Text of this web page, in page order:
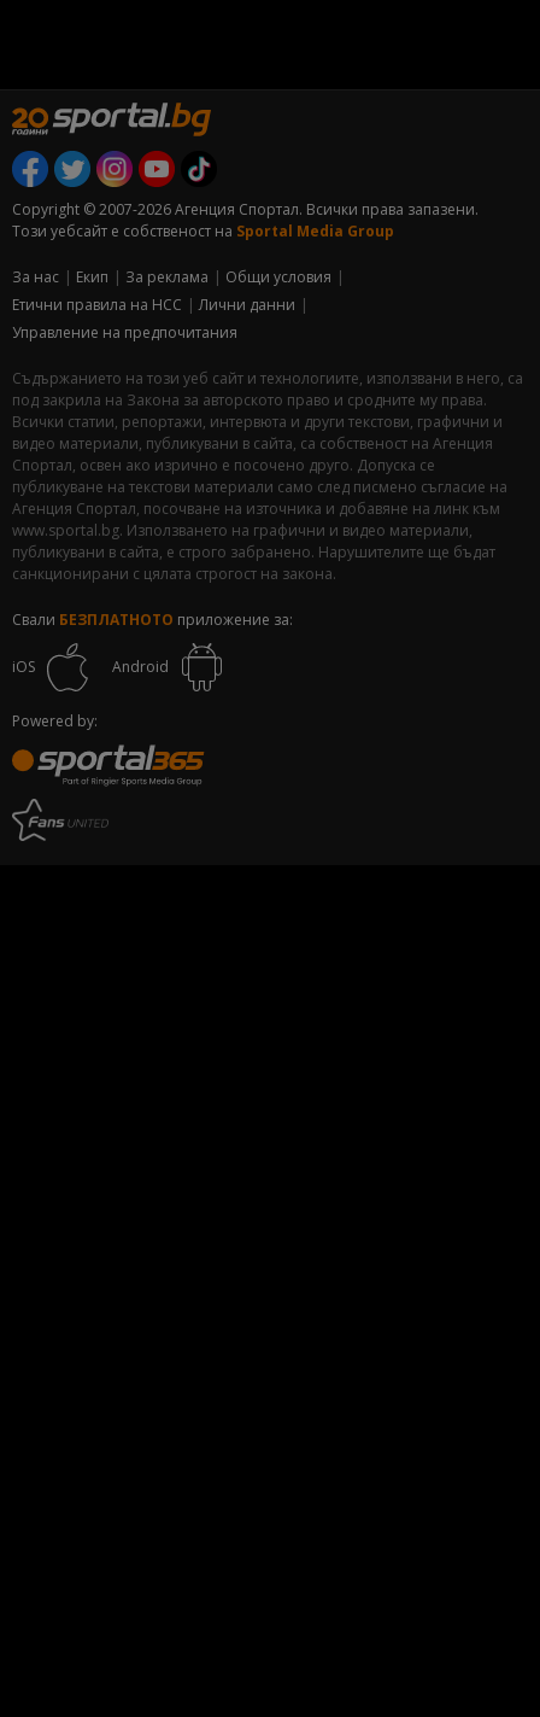
Copyright © 2007-2026 Агенция Спортал. Всички права запазени.
Този уебсайт е собственост на Sportal Media Group
За нас Екип За рекламa
Общи условия
Етични правила на НСС
Лични данни
Управление на предпочитания
Съдържанието на този уеб сайт и технологиите, използвани в него, са
под закрила на Закона за авторското право и сродните му права.
Всички статии, репортажи, интервюта и други текстови, графични и
видео материали, публикувани в сайта, са собственост на Агенция
Спортал, освен ако изрично е посочено друго. Допуска се
публикуване на текстови материали само след писмено съгласие на
Агенция Спортал, посочване на източника и добавяне на линк към
www.sportal.bg. Използването на графични и видео материали,
публикувани в сайта, е строго забранено. Нарушителите ще бъдат
санкционирани с цялата строгост на закона.
Свали БЕЗПЛАТНОТО приложение за:
iOS Android
Powered by: